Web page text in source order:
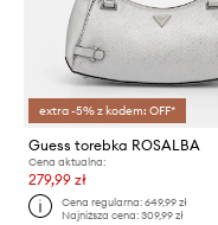
extra -5% z kodem: OFF*
Guess torebka ROSALBA
Cena aktualna:
279,99 zł
Cena regularna:649,99 zł
Najniższa cena:309,99 zł